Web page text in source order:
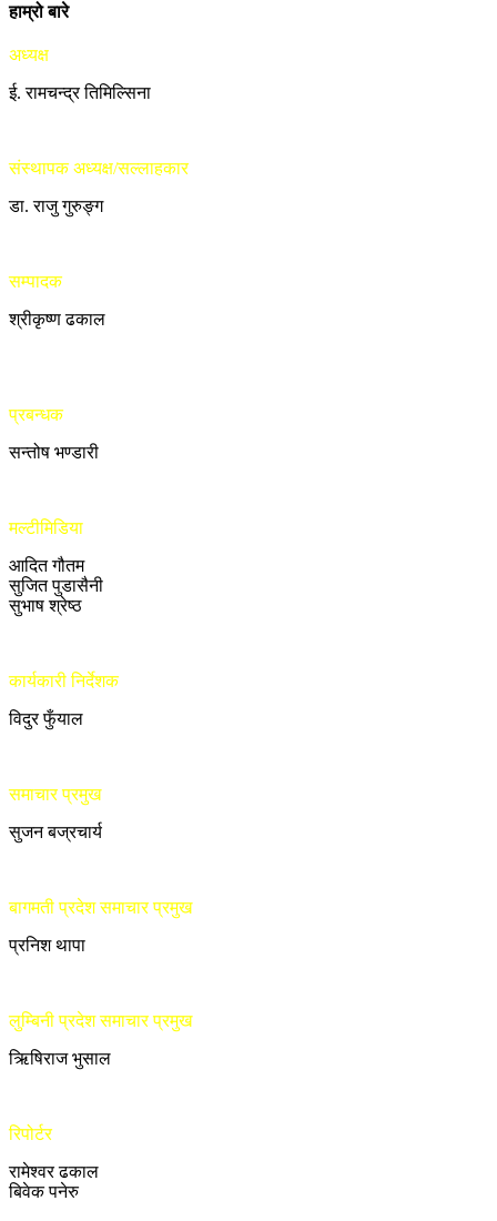
हाम्रो बारे
अध्यक्ष
ई. रामचन्द्र तिमिल्सिना
संस्थापक अध्यक्ष/सल्लाहकार
डा. राजु गुरुङ्ग
सम्पादक
श्रीकृष्ण ढकाल
प्रबन्धक
सन्तोष भण्डारी
मल्टीमिडिया
आदित गौतम
सुजित पुडासैनी
सुभाष श्रेष्ठ
कार्यकारी निर्देशक
विदुर फुँयाल
समाचार प्रमुख
सुजन बज्रचार्य
बागमती प्रदेश समाचार प्रमुख
प्रनिश थापा
लुम्बिनी प्रदेश समाचार प्रमुख
ऋिषिराज भुसाल
रिपोर्टर
रामेश्वर ढकाल
बिवेक पनेरु